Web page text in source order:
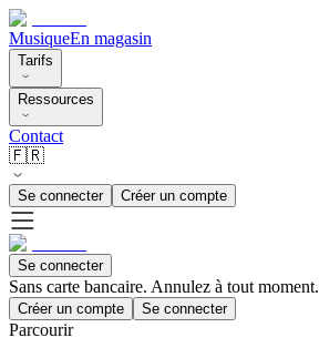
MusiqueEn magasin
Tarifs
Ressources
Contact
🇫🇷
Se connecter Créer un compte
Se connecter
Sans carte bancaire. Annulez à tout moment.
Créer un compte Se connecter
Parcourir